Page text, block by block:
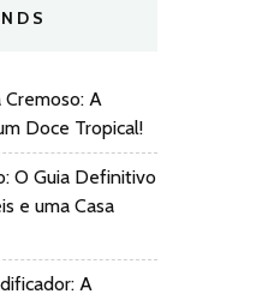
Cremoso: A
Doce Tropical!
O Guia Definitivo
e uma Casa
A